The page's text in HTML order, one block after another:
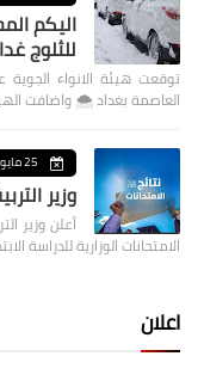
اليكم
للثلوج
توقعت هيئة الانواء
العاصمة بغداد ⁦🌨️⁩ واضافت الهيئة ان غدا الاثنين …
25 مايو 2026
وزير
أعلن وزير
الامتحانات الوزارية للدراسة
اعلان